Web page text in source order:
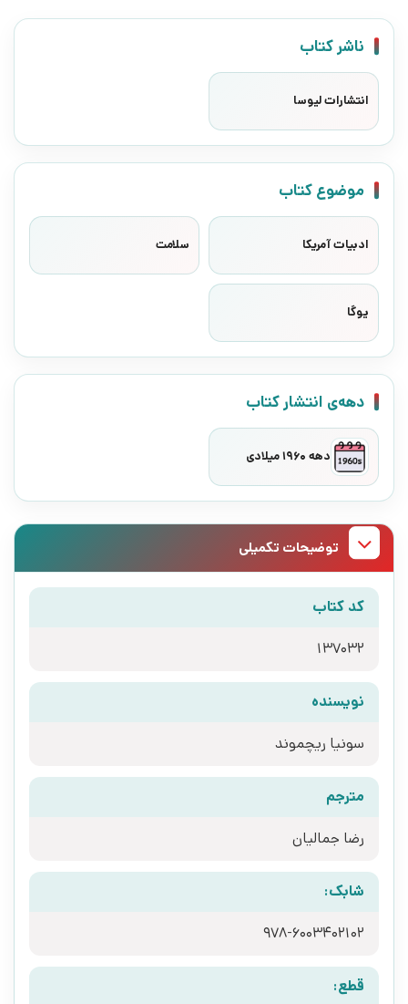
ناشر کتاب
انتشارات لیوسا
موضوع کتاب
ادبیات آمریکا سلامت
یوگا
دهه‌ی انتشار کتاب
دهه 1960 میلادی
توضیحات تکمیلی
کد کتاب
137032
نویسنده
سونیا ریچموند
مترجم
رضا جمالیان
شابک:
978-6003402102
قطع: